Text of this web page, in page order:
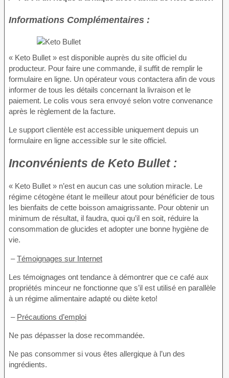
Informations Complémentaires :
« Keto Bullet » est disponible auprès du site officiel du
producteur. Pour faire une commande, il suffit de remplir le
formulaire en ligne. Un opérateur vous contactera afin de vous
informer de tous les détails concernant la livraison et le
paiement. Le colis vous sera envoyé selon votre convenance
après le règlement de la facture.
Le support clientèle est accessible uniquement depuis un
formulaire en ligne accessible sur le site officiel.
Inconvénients de Keto Bullet :
« Keto Bullet » n’est en aucun cas une solution miracle. Le
régime cétogène étant le meilleur atout pour bénéficier de tous
les bienfaits de cette boisson amaigrissante. Pour obtenir un
minimum de résultat, il faudra, quoi qu’il en soit, réduire la
consommation de glucides et adopter une bonne hygiène de
vie.
–Témoignages sur Internet
Les témoignages ont tendance à démontrer que ce café aux
propriétés minceur ne fonctionne que s’il est utilisé en parallèle
à un régime alimentaire adapté ou diète keto!
– Précautions d’emploi
Ne pas dépasser la dose recommandée.
Ne pas consommer si vous êtes allergique à l’un des
ingrédients.